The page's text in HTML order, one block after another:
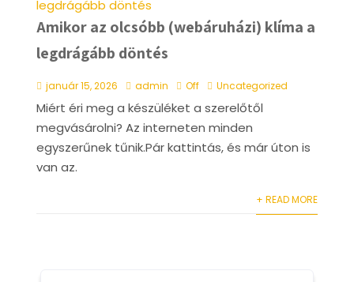
Amikor az olcsóbb (webáruházi) klíma a
legdrágább döntés
január 15, 2026 admin Off Uncategorized
Miért éri meg a készüléket a szerelőtől
megvásárolni? Az interneten minden
egyszerűnek tűnik.Pár kattintás, és már úton is
van az.
+ READ MORE